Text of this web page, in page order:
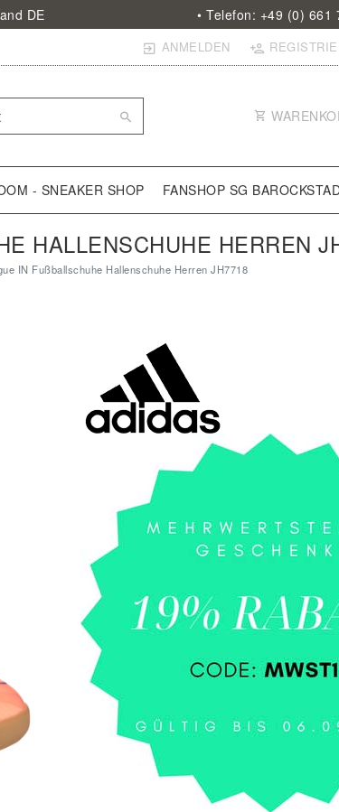
DE
• Telefon: +49 (0)
ANMELDEN
- SNEAKER SHOP FANSHOP SG
HALLENSCHUHE HERREN
IN Fußballschuhe Hallenschuhe Herren JH7718